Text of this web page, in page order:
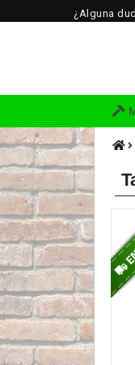
¿Alguna